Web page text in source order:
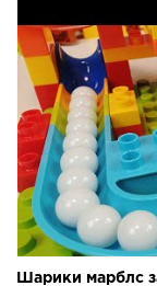
Шарики марблс